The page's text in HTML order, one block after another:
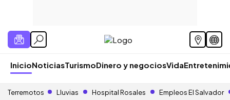
InicioNoticiasTurismoDinero y negociosVida
Terremotos Lluvias Hospital Rosales Empleos El Salvador